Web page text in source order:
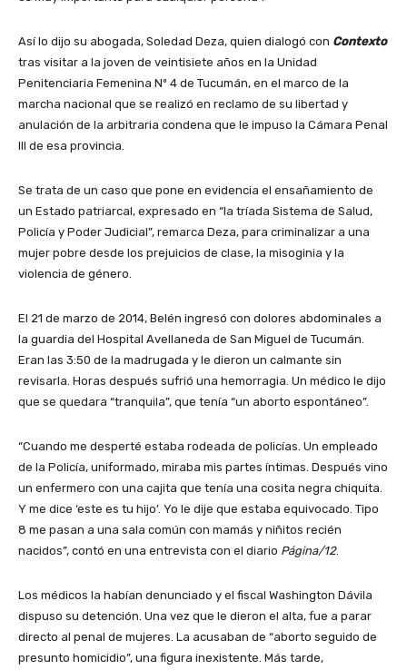
Así lo dijo su abogada, Soledad Deza, quien dialogó con Contexto
tras visitar a la joven de veintisiete años en la Unidad
Penitenciaria Femenina Nº 4 de Tucumán, en el marco de la
marcha nacional que se realizó en reclamo de su libertad y
anulación de la arbitraria condena que le impuso la Cámara Penal
III de esa provincia.
Se trata de un caso que pone en evidencia el ensañamiento de
un Estado patriarcal, expresado en “la tríada Sistema de Salud,
Policía y Poder Judicial”, remarca Deza, para criminalizar a una
mujer pobre desde los prejuicios de clase, la misoginia y la
violencia de género.
El 21 de marzo de 2014, Belén ingresó con dolores abdominales a
la guardia del Hospital Avellaneda de San Miguel de Tucumán.
Eran las 3:50 de la madrugada y le dieron un calmante sin
revisarla. Horas después sufrió una hemorragia. Un médico le dijo
que se quedara “tranquila”, que tenía “un aborto espontáneo”.
“Cuando me desperté estaba rodeada de policías. Un empleado
de la Policía, uniformado, miraba mis partes íntimas. Después vino
un enfermero con una cajita que tenía una cosita negra chiquita.
Y me dice ‘este es tu hijo’. Yo le dije que estaba equivocado. Tipo
8 me pasan a una sala común con mamás y niñitos recién
nacidos”, contó en una entrevista con el diario Página/12.
Los médicos la habían denunciado y el fiscal Washington Dávila
dispuso su detención. Una vez que le dieron el alta, fue a parar
directo al penal de mujeres. La acusaban de “aborto seguido de
presunto homicidio”, una figura inexistente. Más tarde,